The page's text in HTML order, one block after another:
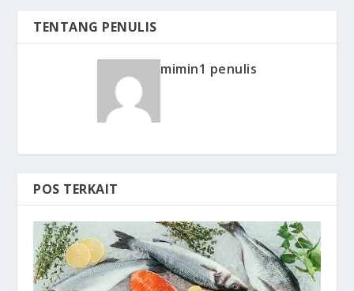
TENTANG PENULIS
mimin1 penulis
POS TERKAIT